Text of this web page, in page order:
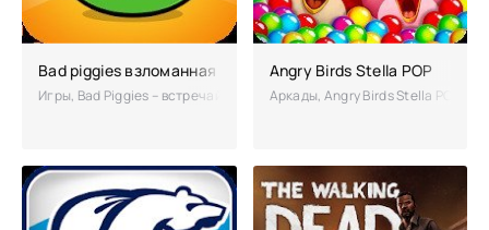
Bad piggies взломанная (чит)
Игры, Bad Piggies – встречайте новую головоломку от создателей
Angry Birds Stella POP
Аркады, Angry Birds Stella POP